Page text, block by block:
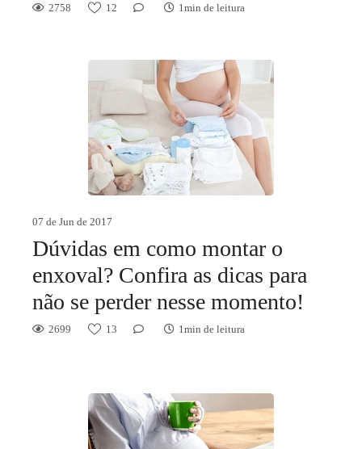
2758 12 1min de leitura
07 de Jun de 2017
Dúvidas em como montar o
enxoval? Confira as dicas para
não se perder nesse momento!
2699 13 1min de leitura